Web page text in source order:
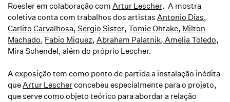
Roesler em colaboração com Artur Lescher. A mostra
coletiva conta com trabalhos dos artistas Antonio Dias,
Carlito Carvalhosa, Sergio Sister, Tomie Ohtake, Milton
Machado, Fabio Miguez, Abraham Palatnik, Amelia Toledo,
Mira Schendel, além do próprio Lescher.
A exposição tem como ponto de partida a instalação inédita
queArtur Lescherconcebeu especialmente para o projeto,
que serve como objeto teórico para abordar a relação